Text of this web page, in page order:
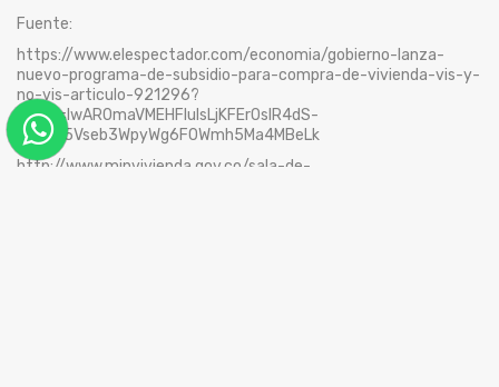
Fuente:
https://www.elespectador.com/economia/gobierno-lanza-
nuevo-programa-de-subsidio-para-compra-de-vivienda-vis-y-
no-vis-articulo-921296?
fbclid=IwAR0maVMEHFluIsLjKFEr0sIR4dS-
ZNqQf5Vseb3WpyWg6F0Wmh5Ma4MBeLk
http://www.minvivienda.gov.co/sala-de-